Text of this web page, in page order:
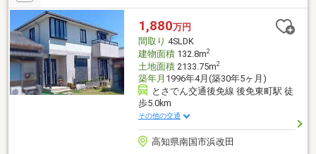
1,880万円
間取り 4SLDK
建物面積132.8m2
土地面積2133.75m2
築年月 1996年4月(築30年5ヶ月)
とさでん交通後免線 後免東町駅 徒
歩5.0km
その他の交通
高知県南国市浜改田